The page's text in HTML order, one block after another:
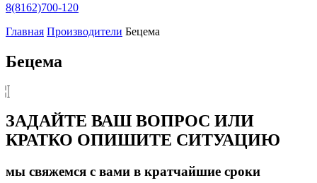
8(8162)700-120
Главная Производители Бецема
Бецема
ЗАДАЙТЕ ВАШ ВОПРОС ИЛИ
КРАТКО ОПИШИТЕ СИТУАЦИЮ
мы свяжемся с вами в кратчайшие сроки